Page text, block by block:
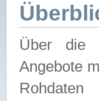
Über die
Angebote